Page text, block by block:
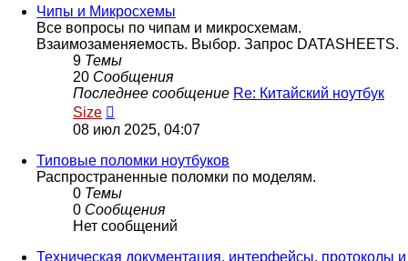
сообщению
Чипы и Микросхемы
Все вопросы по чипам и микросхемам.
Взаимозаменяемость. Выбор. Запрос DATASHEETS.
9 Темы
20 Сообщения
Последнее сообщение Re: Китайский ноутбук
Size
к
сообщению
08 июл 2025, 04:07
Типовые поломки ноутбуков
Распространенные поломки по моделям.
0 Темы
0 Сообщения
Нет сообщений
Техническая документация, интерфейсы, протоколы и